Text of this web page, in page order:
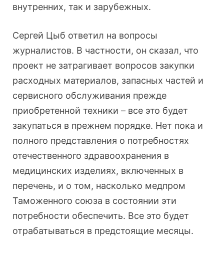
внутренних, так и зарубежных.
Сергей Цыб ответил на вопросы
журналистов. В частности, он сказал, что
проект не затрагивает вопросов закупки
расходных материалов, запасных частей и
сервисного обслуживания прежде
приобретенной техники – все это будет
закупаться в прежнем порядке. Нет пока и
полного представления о потребностях
отечественного здравоохранения в
медицинских изделиях, включенных в
перечень, и о том, насколько медпром
Таможенного союза в состоянии эти
потребности обеспечить. Все это будет
отрабатываться в предстоящие месяцы.